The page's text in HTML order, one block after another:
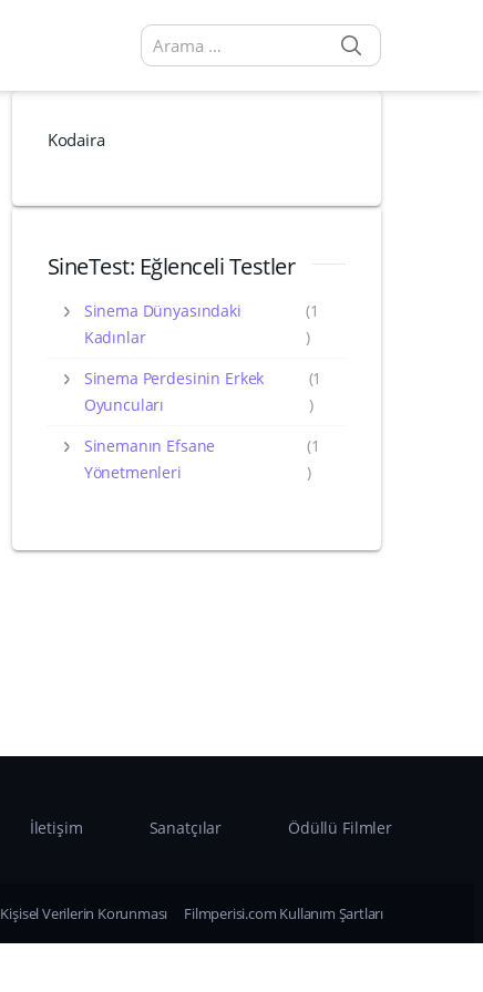
Arama sonuçları:
Kodaira
SineTest: Eğlenceli Testler
Sinema Dünyasındaki
Kadınlar
(1
)
Sinema Perdesinin Erkek
Oyuncuları
(1
)
Sinemanın Efsane
Yönetmenleri
(1
)
İletişim Sanatçılar Ödüllü Filmler
Kişisel Verilerin Korunması Filmperisi.com Kullanım Şartları